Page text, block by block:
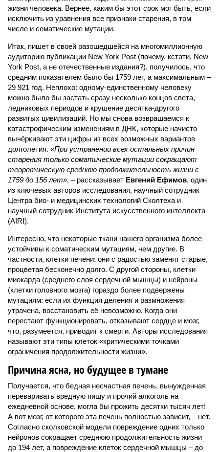
жизни человека. Вернее, каким бы этот срок мог быть, если
исключить из уравнения все признаки старения, в том
числе и соматические мутации.
Итак, пишет в своей разошедшейся на многомиллионную
аудиторию публикации New York Post (почему, кстати, New
York Post, а не отечественные издания?), получилось, что
средним показателем было бы 1759 лет, а максимальным –
29 921 год. Неплохо: одному-единственному человеку
можно было бы застать сразу несколько концов света,
ледниковых периодов и крушение десятка-другого
развитых цивилизаций. Но мы снова возвращаемся к
катастрофическим изменениям в ДНК, которые начисто
вычёркивают эти цифры из всех возможных вариантов
долголетия. «При устранении всех остальных причин
старения только соматические мутации сокращают
теоретическую среднюю продолжительность жизни с
1759 до 156 лет», – рассказывает Евгений Ефимов, один
из ключевых авторов исследования, научный сотрудник
Центра био- и медицинских технологий Сколтеха и
научный сотрудник Института искусственного интеллекта
(AIRI).
Интересно, что некоторые ткани нашего организма более
устойчивы к соматическим мутациям, чем другие. В
частности, клетки печени: они с радостью заменят старые,
процветая бесконечно долго. С другой стороны, клетки
миокарда (среднего слоя сердечной мышцы) и нейроны
(клетки головного мозга) гораздо более подвержены
мутациям: если их функция деления и размножения
утрачена, восстановить её невозможно. Когда они
перестают функционировать, отказывают сердце и мозг,
что, разумеется, приводит к смерти. Авторы исследования
называют эти типы клеток «критическими точками
ограничения продолжительности жизни».
Причина ясна, но будущее в тумане
Получается, что бедная несчастная печень, вынужденная
переваривать вредную пищу и прочий алкоголь на
ежедневной основе, могла бы прожить десятки тысяч лет!
А вот мозг, от которого эта печень полностью зависит, – нет.
Согласно сколковской модели повреждение одних только
нейронов сокращает среднюю продолжительность жизни
до 194 лет, а повреждение клеток сердечной мышцы – до